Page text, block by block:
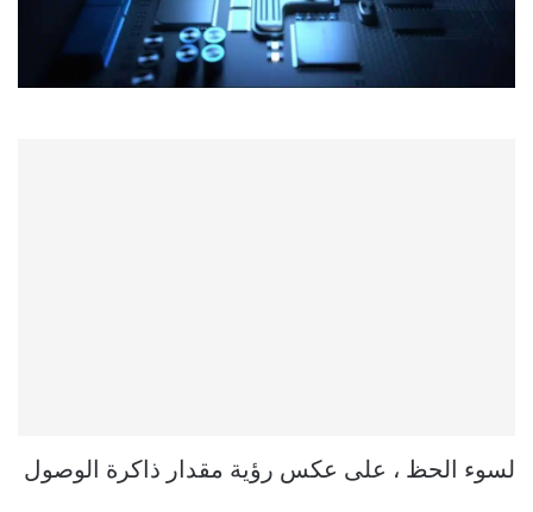
لسوء الحظ ، على عكس رؤية مقدار ذاكرة الوصول